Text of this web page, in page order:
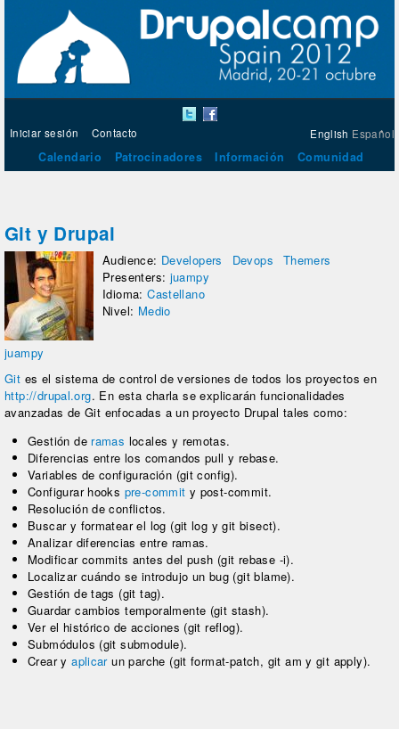
English Español
Iniciar sesión Contacto
Calendario Patrocinadores Información Comunidad
Git y Drupal
juampy
Audience: Developers Devops
Themers
Presenters: juampy
Idioma:Castellano
Nivel: Medio
Git es el sistema de control de versiones de todos los proyectos en
http://drupal.org. En esta charla se explicarán funcionalidades
avanzadas de Git enfocadas a un proyecto Drupal tales como:
Gestión de ramas locales y remotas.
Diferencias entre los comandos pull y rebase.
Variables de configuración (git config).
Configurar hooks pre-commit y post-commit.
Resolución de conflictos.
Buscar y formatear el log (git log y git bisect).
Analizar diferencias entre ramas.
Modificar commits antes del push (git rebase -i).
Localizar cuándo se introdujo un bug (git blame).
Gestión de tags (git tag).
Guardar cambios temporalmente (git stash).
Ver el histórico de acciones (git reflog).
Submódulos (git submodule).
Crear yaplicarun parche (git format-patch, git am y git apply).